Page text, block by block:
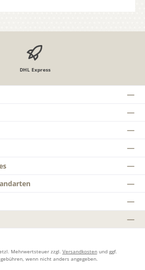
DHL Express
Mehrwertsteuer zzgl. Versandkostenund ggf.
wenn nicht anders angegeben.